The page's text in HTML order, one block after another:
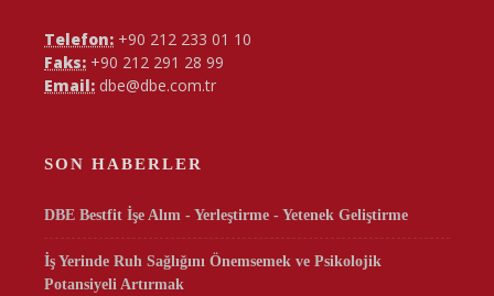
Telefon: +90 212 233 01 10
Faks: +90 212 291 28 99
Email: dbe@dbe.com.tr
SON HABERLER
DBE Bestfit İşe Alım - Yerleştirme - Yetenek Geliştirme
İş Yerinde Ruh Sağlığını Önemsemek ve Psikolojik
Potansiyeli Artırmak